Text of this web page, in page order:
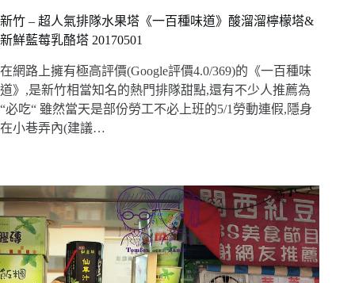
新竹 – 超人氣排隊水果塔《一百種味道》酸溜溜檸檬塔&
新鮮藍莓乳酪塔 20170501
在網路上擁有極高評價(Google評價4.0/369)的《一百種味
道》,是新竹相當知名的熱門排隊甜點,還有不少人推薦為
“必吃“ 雖然當天是部份勞工不必上班的5/1勞動連假,隱身
在小巷弄內(建議…